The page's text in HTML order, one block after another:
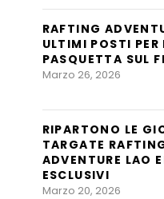
RAFTING
ULTIMI POSTI PER
PASQUETTA SUL
Marzo 26, 2026
RIPARTONO LE
TARGATE
ADVENTURE LAO
ESCLUSIVI
Marzo 20, 2026